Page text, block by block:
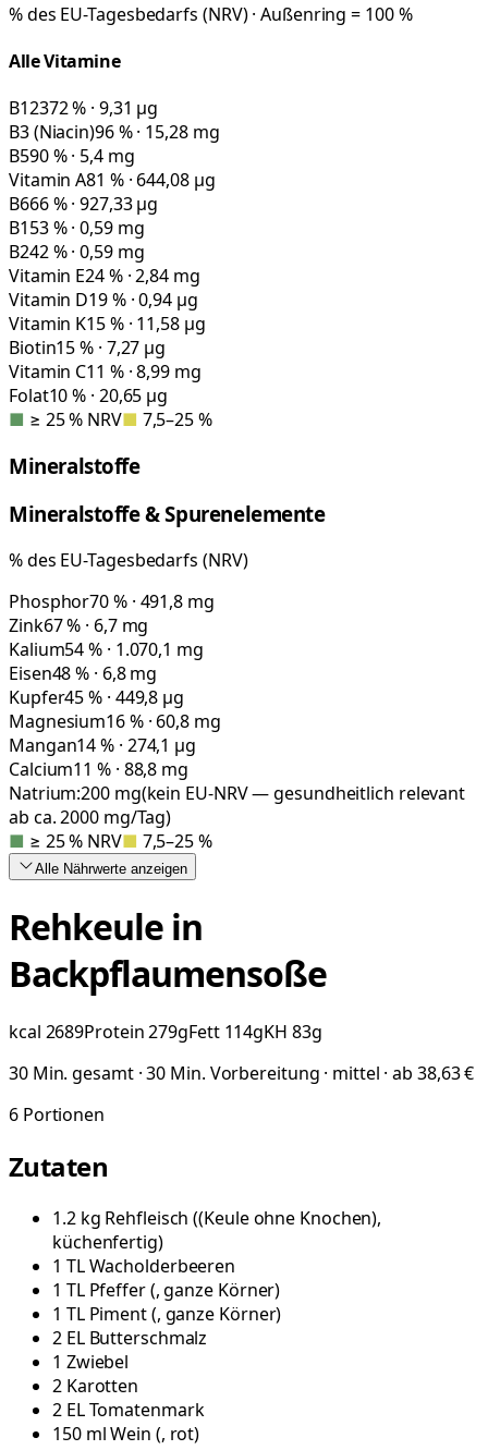
% des EU-Tagesbedarfs (NRV) · Außenring = 100 %
Alle Vitamine
B12372 % · 9,31 µg
B3 (Niacin)96 % · 15,28 mg
B590 % · 5,4 mg
Vitamin A81 % · 644,08 µg
B666 % · 927,33 µg
B153 % · 0,59 mg
B242 % · 0,59 mg
Vitamin E24 % · 2,84 mg
Vitamin D19 % · 0,94 µg
Vitamin K15 % · 11,58 µg
Biotin15 % · 7,27 µg
Vitamin C11 % · 8,99 mg
Folat10 % · 20,65 µg
■ ≥ 25 % NRV■ 7,5–25 %
Mineralstoffe
Mineralstoffe & Spurenelemente
% des EU-Tagesbedarfs (NRV)
Phosphor70 % · 491,8 mg
Zink67 % · 6,7 mg
Kalium54 % · 1.070,1 mg
Eisen48 % · 6,8 mg
Kupfer45 % · 449,8 µg
Magnesium16 % · 60,8 mg
Mangan14 % · 274,1 µg
Calcium11 % · 88,8 mg
Natrium:200mg(kein EU-NRV — gesundheitlich relevant
ab ca. 2000 mg/Tag)
■ ≥ 25 % NRV■ 7,5–25 %
Alle Nährwerte anzeigen
Rehkeule in
Backpflaumensoße
kcal 2689Protein279gFett 114gKH 83g
30 Min. gesamt · 30 Min. Vorbereitung · mittel · ab 38,63 €
6 Portionen
Zutaten
1.2 kg Rehfleisch ((Keule ohne Knochen),
küchenfertig)
1 TLWacholderbeeren
1 TL Pfeffer(, ganze Körner)
1 TL Piment(, ganze Körner)
2 EL Butterschmalz
1 Zwiebel
2 Karotten
2 ELTomatenmark
150 mlWein (, rot)